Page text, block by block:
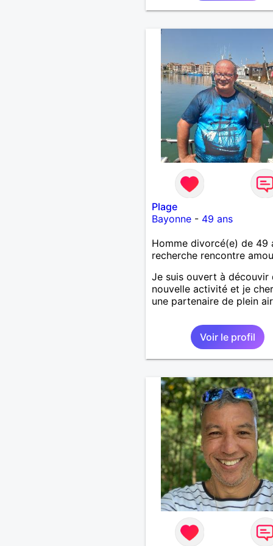
Plage
Bayonne- 49 ans
Homme divorcé(e) de 49
recherche rencontre
Je suis ouvert à découvir
nouvelle activité et je
une partenaire de plein air
Voir le profil